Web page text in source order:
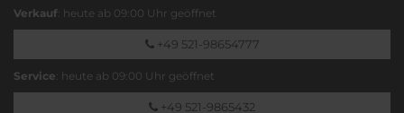
Verkauf: heute ab 09:00 Uhr geöffnet
+49 521-98654777
Service: heute ab 09:00 Uhr geöffnet
+49 521-9865432